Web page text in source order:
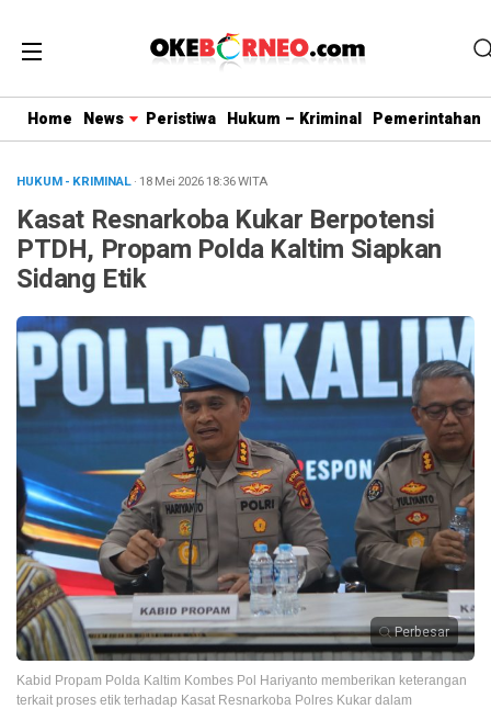
Home News Peristiwa Hukum – Kriminal Pemerintahan
HUKUM - KRIMINAL· 18 Mei 202618:36WITA
Kasat Resnarkoba Kukar Berpotensi
PTDH, Propam Polda Kaltim Siapkan
Sidang Etik
Perbesar
Kabid Propam Polda Kaltim Kombes Pol Hariyanto memberikan keterangan
terkait proses etik terhadap Kasat Resnarkoba Polres Kukar dalam